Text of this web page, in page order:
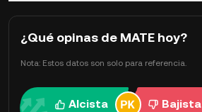
¿Qué opinas de MATE hoy?
Nota: Estos datos son solo para referencia.
Alcista Bajista